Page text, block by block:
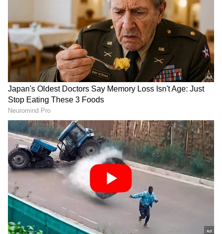
ಭಾರತದಲ್ಲಿನ ಒಟ್ಟು ನಿವ್ವಳ ಗಳಿಕೆ ಅಂದಾಜು 76.95 ಕೋಟಿ
ರೂ.ಗೆ ತಲುಪಿದೆ. ವಿಶ್ವಾದ್ಯಂತ ಒಟ್ಟು ಗಳಿಕೆ ಸುಮಾರು 90.10
ಕೋಟಿ ರೂ. ಆಗಿದೆ. ಈ ಗಳಿಕೆಯೊಂದಿಗೆ 'ರಾಜಾ ಶಿವಾಜಿ'
ಚಿತ್ರವು 'ಬೈಪನ್ ಭಾರಿ ದೇವಾ' ಸಿನಿಮಾವನ್ನು ಹಿಂದಿಕ್ಕಿ,
ಮರಾಠಿ ಚಿತ್ರರಂಗದ ಸಾರ್ವಕಾಲಿಕ ಎರಡನೇ ಅತಿ ಹೆಚ್ಚು
ಗಳಿಕೆಯ ಚಿತ್ರವಾಗಿ ಹೊರಹೊಮ್ಮಿದೆ. ಈ ಹಿಂದೆ 'ಬೈಪನ್
ಭಾರಿ ದೇವಾ' ಚಿತ್ರವು 90.50 ಕೋಟಿ ರೂ. ಗಳಿಸಿ ಈ